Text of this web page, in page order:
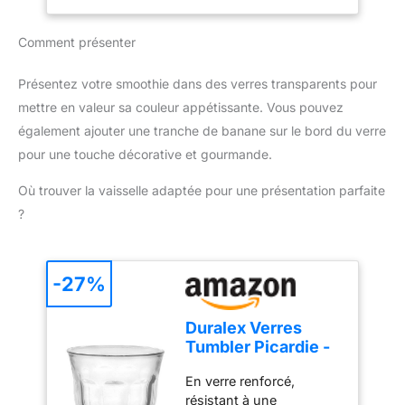
Préparez smoothies,
son volume généreux
GARANTIE ÉTENDUE DE
2 ANS : Profitez d'une
garantie 2 ans avec SAV
en France pour une
utilisation durable en
smoothie pour toute la
famille - Le grand pichet
jusqu'à 5 portions à la
fois (verres de 200 ml) -
TECHNOLOGIE
pour mixer et profiter
d'une puissance
optimale RECETTES
PERSONNALISÉES :
maison sains, des
Comment présenter
Présentez votre smoothie dans des verres transparents pour
mettre en valeur sa couleur appétissante. Vous pouvez
également ajouter une tranche de banane sur le bord du verre
pour une touche décorative et gourmande.
Où trouver la vaisselle adaptée pour une présentation parfaite
?
Duralex Verres
Tumbler Picardie -
Verre Transparent
En verre renforcé,
résistant à une
-27%